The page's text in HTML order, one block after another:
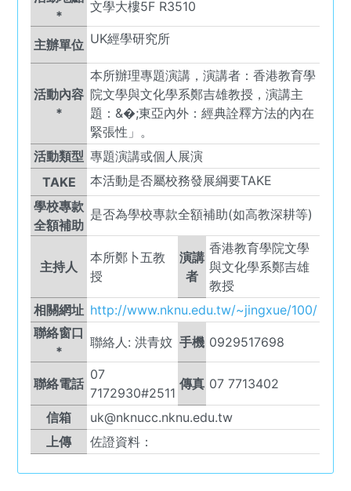
*
文學大樓5F R3510
主辦單位 UK經學研究所
活動內容
*
本所辦理專題演講，演講者：香港教育學
院文學與文化學系鄭吉雄教授，演講主
題：&�;東亞內外：經典詮釋方法的內在
緊張性」。
活動類型 專題演講或個人展演
TAKE
本活動是否屬校務發展綱要TAKE
學校專款
全額補助
是否為學校專款全額補助(如高教深耕等)
主持人
本所鄭卜五教
授
演講
者
香港教育學院文學
與文化學系鄭吉雄
教授
相關網址 http://www.nknu.edu.tw/~jingxue/100/
聯絡窗口
*
聯絡人: 洪青妏 手機 0929517698
聯絡電話
07
7172930#2511
傳真 07 7713402
信箱
uk@nknucc.nknu.edu.tw
上傳
佐證資料：